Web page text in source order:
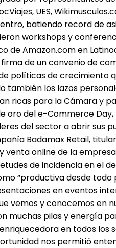
UES,
batiendo record de
workshops y
de Amazon.com en
de un convenio de
políticas de crecimiento
también los lazos
ricas para la Cámara y
oro del e-Commerce
del sector a abrir sus
Badamax Retail,
venta online de la
de incidencia en el
“productiva desde
en eventos
vemos y conocemos en
muchas pilas y energía
en todos
nos permitió